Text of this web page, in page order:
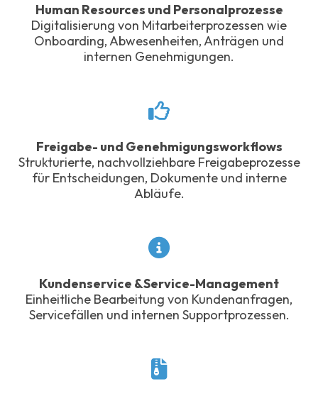
Human Resources und Personalprozesse
Digitalisierung von Mitarbeiterprozessen wie
Onboarding, Abwesenheiten, Anträgen und
internen Genehmigungen.
Freigabe- und Genehmigungsworkflows
Strukturierte, nachvollziehbare Freigabeprozesse
für Entscheidungen, Dokumente und interne
Abläufe.
Kundenservice &Service-Management
Einheitliche Bearbeitung von Kundenanfragen,
Servicefällen und internen Supportprozessen.